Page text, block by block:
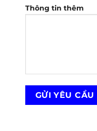
Thông tin thêm